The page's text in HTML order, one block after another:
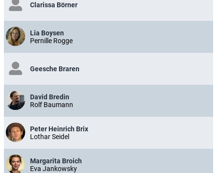
Clarissa Börner
Lia Boysen
Pernille Rogge
Geesche Braren
David Bredin
Rolf Baumann
Peter Heinrich Brix
Lothar Seidel
Margarita Broich
Eva Jankowsky